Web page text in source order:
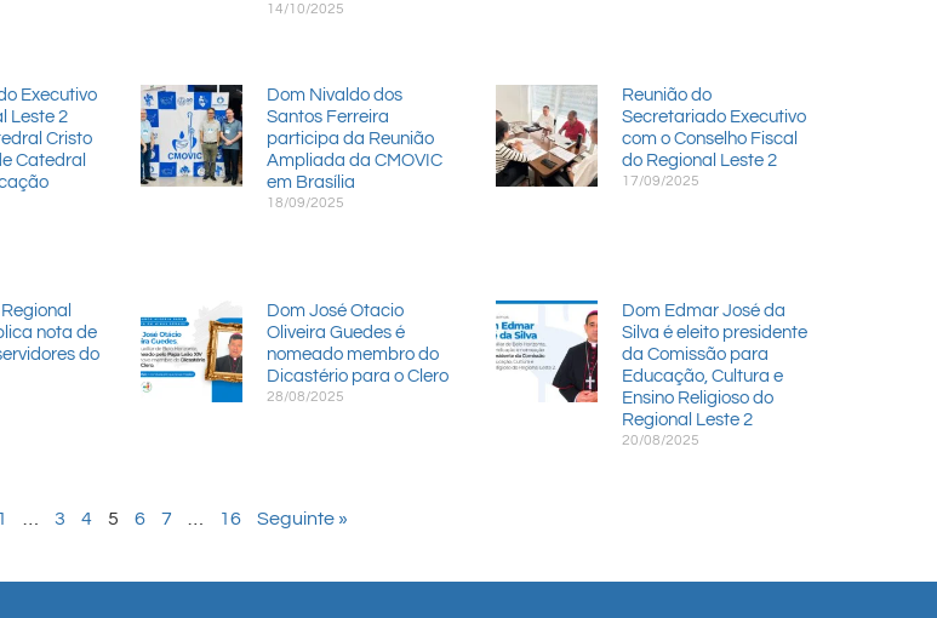
14/10/2025
Executivo
Leste 2
Cristo
Catedral
Dom Nivaldo dos
Santos Ferreira
participa da Reunião
Ampliada da CMOVIC
em Brasília
18/09/2025
Reunião do
Secretariado Executivo
com o Conselho Fiscal
do Regional Leste 2
17/09/2025
nota de
do
Dom José Otacio
Oliveira Guedes é
nomeado membro do
Dicastério para o Clero
28/08/2025
Dom Edmar José da
Silva é eleito presidente
da Comissão para
Educação, Cultura e
Ensino Religioso do
Regional Leste 2
20/08/2025
1 3 4 5 6 7 16 Seguinte »